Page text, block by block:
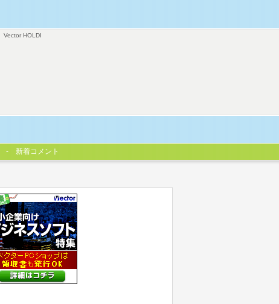
Vector HOLDI
新着コメント